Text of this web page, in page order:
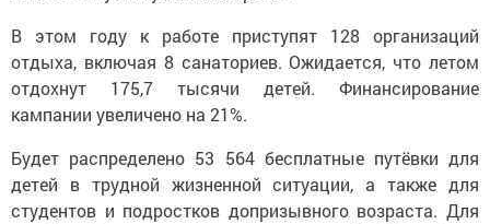
В этом году к работе приступят 128 организаций
отдыха, включая 8 санаториев. Ожидается, что летом
отдохнут 175,7 тысячи детей. Финансирование
кампании увеличено на 21%.
Будет распределено 53 564 бесплатные путёвки для
детей в трудной жизненной ситуации, а также для
студентов и подростков допризывного возраста. Для